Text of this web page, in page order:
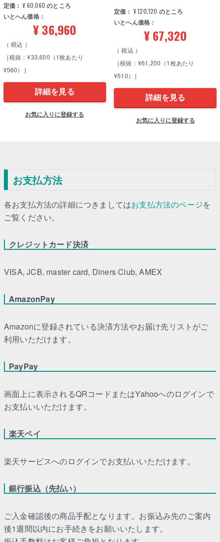
定価： ¥ 60,060 のところ
いとへん価格：
¥36,960
税込
［税抜：¥33,600（1枚あたり
¥560）］
詳細を見る
お気に入りに登録する
定価： ¥120,120 のところ
いとへん価格：
¥67,320
税込
［税抜：¥61,200（1枚あたり
¥510）］
詳細を見る
お気に入りに登録する
お支払方法
各お支払方法の詳細につきましてはお支払方法のページを
ご覧ください。
クレジットカード決済
VISA, JCB, master card, Diners Club, AMEX
AmazonPay
Amazonに登録されている決済方法やお届け先リストがご
利用いただけます。
PayPay
画面上に表示されるQRコードまたはYahooへのログインで
お支払いいただけます。
楽天ペイ
楽天サービスへのログインでお支払いいただけます。
銀行振込（先払い）
ご入金確認後の商品手配となります。お振込み先のご案内
後1週間以内にお手続きをお願いいたします。